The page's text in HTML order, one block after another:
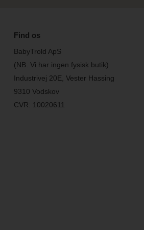
Find os
BabyTrold ApS
(NB. Vi har ingen fysisk butik)
Industrivej 20E, Vester Hassing
9310 Vodskov
CVR: 10020611